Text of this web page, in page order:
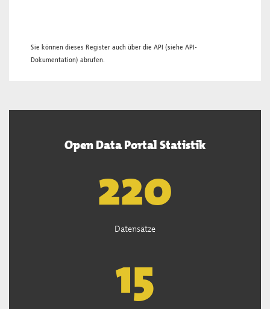
Sie können dieses Register auch über die API (siehe API-
Dokumentation) abrufen.
Open Data Portal Statistik
221
Datensätze
15